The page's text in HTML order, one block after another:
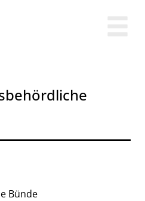
Bünde